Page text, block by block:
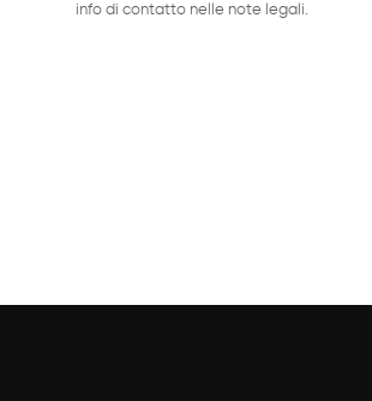
info di contatto nelle note legali.